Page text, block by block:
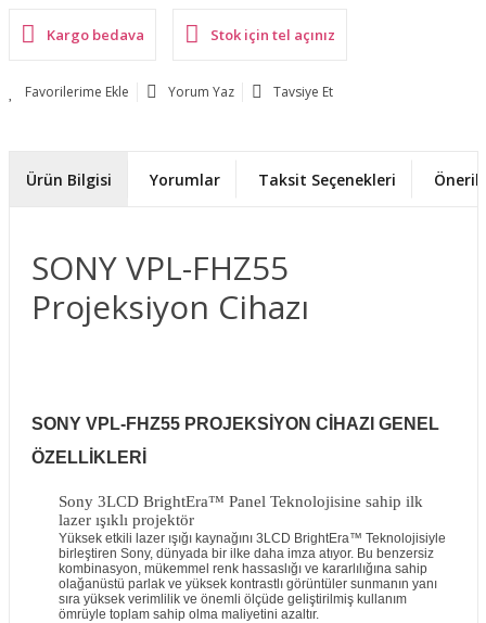
Kargo bedava Stok için tel açınız
Yorum Yaz Tavsiye Et
Ürün Bilgisi Yorumlar Taksit Seçenekleri
SONY VPL-FHZ55
Projeksiyon Cihazı
SONY VPL-FHZ55 PROJEKSİYON CİHAZI GENEL
ÖZELLİKLERİ
Sony 3LCD BrightEra™ Panel Teknolojisine sahip ilk
lazer ışıklı projektör
Yüksek etkili lazer ışığı kaynağını 3LCD BrightEra™ Teknolojisiyle
birleştiren Sony, dünyada bir ilke daha imza atıyor. Bu benzersiz
kombinasyon, mükemmel renk hassaslığı ve kararlılığına sahip
olağanüstü parlak ve yüksek kontrastlı görüntüler sunmanın yanı
sıra yüksek verimlilik ve önemli ölçüde geliştirilmiş kullanım
ömrüyle toplam sahip olma maliyetini azaltır.